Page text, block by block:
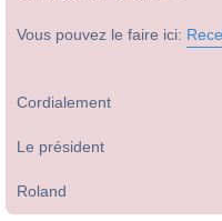
Vous pouvez le faire ici:
Cordialement
Le président
Roland